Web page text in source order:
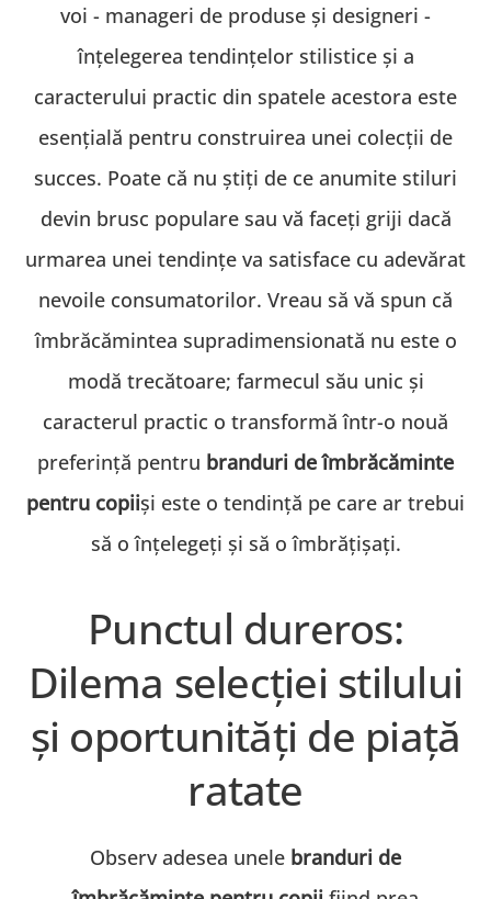
voi - manageri de produse și designeri -
înțelegerea tendințelor stilistice și a
caracterului practic din spatele acestora este
esențială pentru construirea unei colecții de
succes. Poate că nu știți de ce anumite stiluri
devin brusc populare sau vă faceți griji dacă
urmarea unei tendințe va satisface cu adevărat
nevoile consumatorilor. Vreau să vă spun că
îmbrăcămintea supradimensionată nu este o
modă trecătoare; farmecul său unic și
caracterul practic o transformă într-o nouă
preferință pentru branduri de îmbrăcăminte
pentru copiiși este o tendință pe care ar trebui
să o înțelegeți și să o îmbrățișați.
Punctul dureros:
Dilema selecției stilului
și oportunități de piață
ratate
Observ adesea unele branduri de